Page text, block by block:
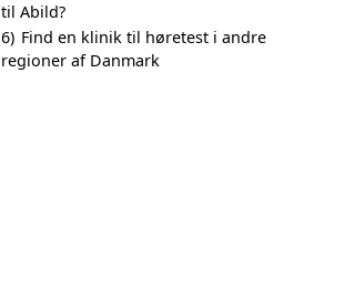
til Abild?
6) Find en klinik til høretest i andre
regioner af Danmark